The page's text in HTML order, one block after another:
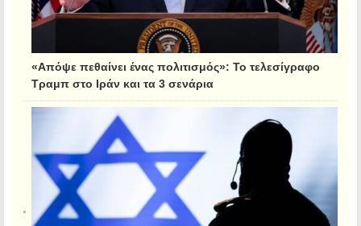
«Απόψε πεθαίνει ένας πολιτισμός»: Το τελεσίγραφο
Τραμπ στο Ιράν και τα 3 σενάρια